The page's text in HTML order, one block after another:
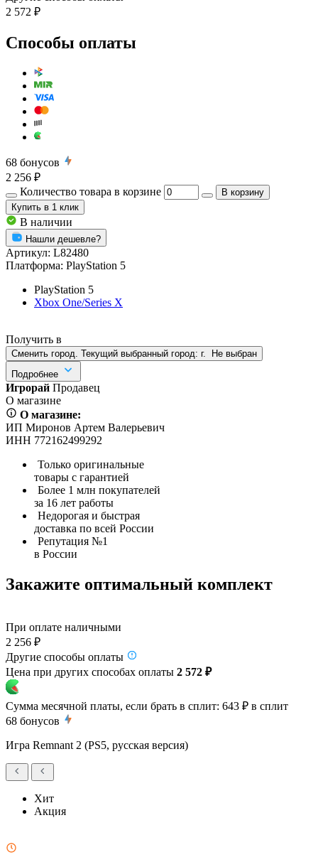
2 572 ₽
Способы оплаты
68 бонусов
2 256 ₽
Количество товара в корзине
В корзину
Купить в 1 клик
В наличии
Нашли дешевле?
Артикул: L82480
Платформа: PlayStation 5
PlayStation 5
Xbox One/Series X
Получить в
Сменить город. Текущий выбранный город: г.
Не выбран
Подробнее
Игрорай Продавец
О магазине
О магазине:
ИП Миронов Артем Валерьевич
ИНН 772162499292
Только оригинальные
товары с гарантией
Более 1 млн покупателей
за 16 лет работы
Недорогая и быстрая
доставка по всей России
Репутация №1
в России
Закажите оптимальный комплект
При оплате наличными
2 256 ₽
Другие способы оплаты
Цена при других способах оплаты 2 572 ₽
Сумма месячной платы, если брать в сплит: 643 ₽ в сплит
68 бонусов
Игра Remnant 2 (PS5, русская версия)
Хит
Акция